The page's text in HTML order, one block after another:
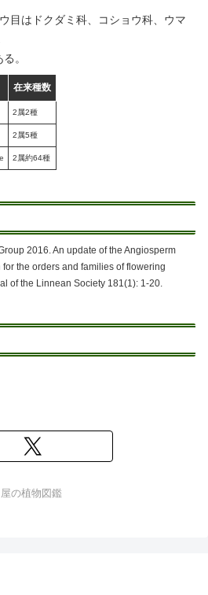
目はドクダミ科、コショウ科、ウマ
。
在来種数
2属2種
2属5種
2属約64種
2016. An update of the Angiosperm
the orders and families of flowering
of the Linnean Society 181(1): 1-20.
の植物図鑑